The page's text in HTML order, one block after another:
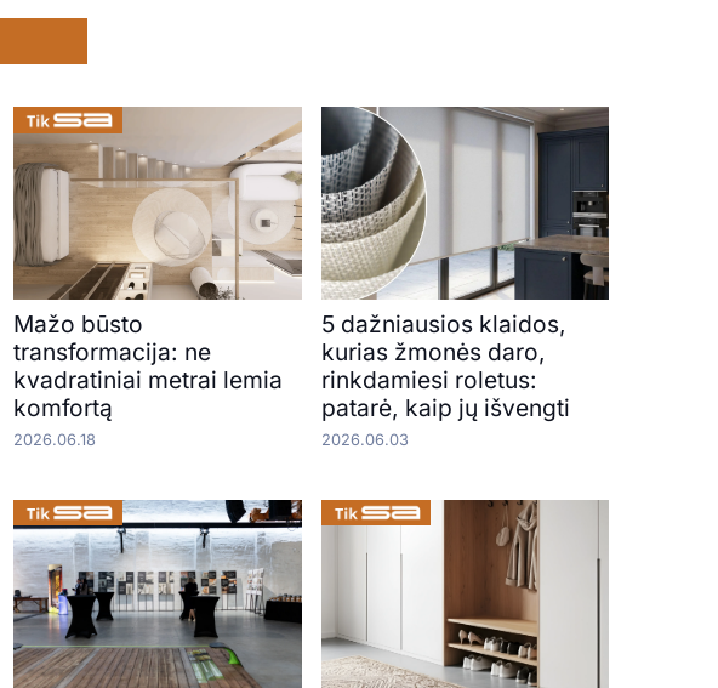
Mažo būsto
transformacija: ne
kvadratiniai metrai lemia
komfortą
2026.06.18
5 dažniausios klaidos,
kurias žmonės daro,
rinkdamiesi roletus:
patarė, kaip jų išvengti
2026.06.03